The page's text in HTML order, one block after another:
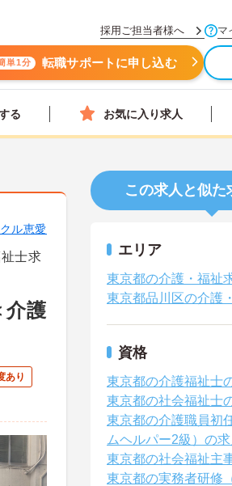
採用ご担当者様へ マ
単1分 転職サポートに申し込む
る お気に入り求人
ル恵愛
士求
介護
あり
この求人と似た
エリア
東京都の介護・福祉
東京都品川区の介護
資格
東京都の介護福祉士
東京都の社会福祉士
東京都の介護職員初
ムヘルパー2級）の求
東京都の社会福祉主
東京都の実務者研修